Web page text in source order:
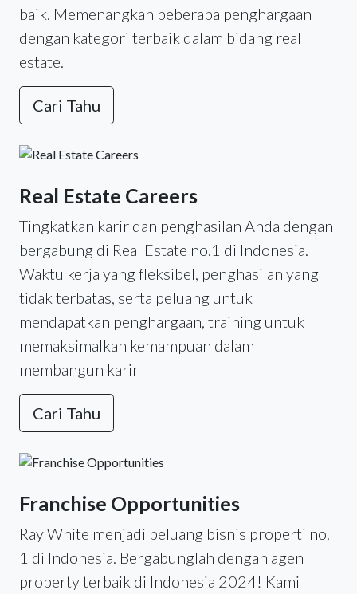
baik. Memenangkan beberapa penghargaan
dengan kategori terbaik dalam bidang real
estate.
Cari Tahu
Real Estate Careers
Tingkatkan karir dan penghasilan Anda dengan
bergabung di Real Estate no.1 di Indonesia.
Waktu kerja yang fleksibel, penghasilan yang
tidak terbatas, serta peluang untuk
mendapatkan penghargaan, training untuk
memaksimalkan kemampuan dalam
membangun karir
Cari Tahu
Franchise Opportunities
Ray White menjadi peluang bisnis properti no.
1 di Indonesia. Bergabunglah dengan agen
property terbaik di Indonesia 2024! Kami